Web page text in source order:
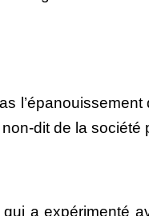
dit de la société
a expérimenté